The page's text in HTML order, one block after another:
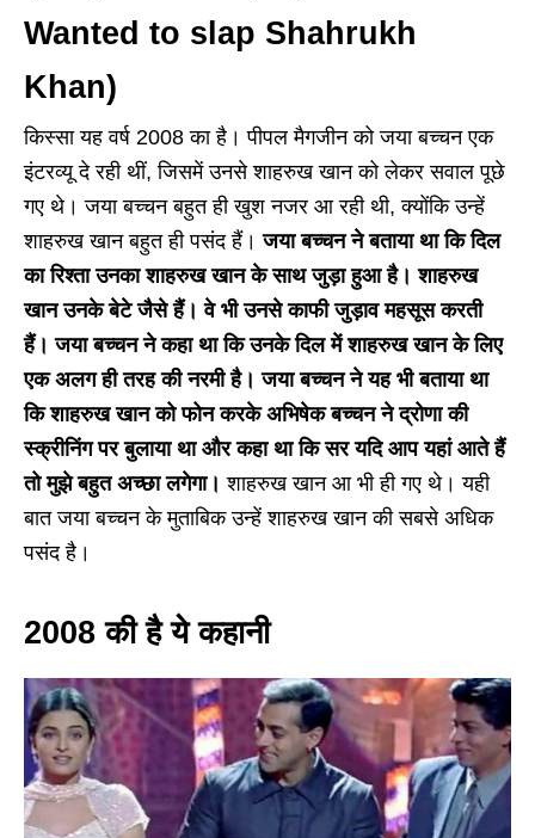
Wanted to slap Shahrukh
Khan)
किस्सा यह वर्ष 2008 का है। पीपल मैगजीन को जया बच्चन एक
इंटरव्यू दे रही थीं, जिसमें उनसे शाहरुख खान को लेकर सवाल पूछे
गए थे। जया बच्चन बहुत ही खुश नजर आ रही थी, क्योंकि उन्हें
शाहरुख खान बहुत ही पसंद हैं। जया बच्चन ने बताया था कि दिल
का रिश्ता उनका शाहरुख खान के साथ जुड़ा हुआ है। शाहरुख
खान उनके बेटे जैसे हैं। वे भी उनसे काफी जुड़ाव महसूस करती
हैं। जया बच्चन ने कहा था कि उनके दिल में शाहरुख खान के लिए
एक अलग ही तरह की नरमी है। जया बच्चन ने यह भी बताया था
कि शाहरुख खान को फोन करके अभिषेक बच्चन ने द्रोणा की
स्क्रीनिंग पर बुलाया था और कहा था कि सर यदि आप यहां आते हैं
तो मुझे बहुत अच्छा लगेगा। शाहरुख खान आ भी ही गए थे। यही
बात जया बच्चन के मुताबिक उन्हें शाहरुख खान की सबसे अधिक
पसंद है।
2008 की है ये कहानी